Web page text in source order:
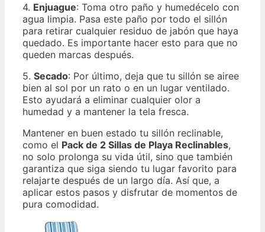
4. Enjuague: Toma otro paño y humedécelo con
agua limpia. Pasa este paño por todo el sillón
para retirar cualquier residuo de jabón que haya
quedado. Es importante hacer esto para que no
queden marcas después.
5. Secado: Por último, deja que tu sillón se airee
bien al sol por un rato o en un lugar ventilado.
Esto ayudará a eliminar cualquier olor a
humedad y a mantener la tela fresca.
Mantener en buen estado tu sillón reclinable,
como el Pack de 2 Sillas de Playa Reclinables,
no solo prolonga su vida útil, sino que también
garantiza que siga siendo tu lugar favorito para
relajarte después de un largo día. Así que, a
aplicar estos pasos y disfrutar de momentos de
pura comodidad.